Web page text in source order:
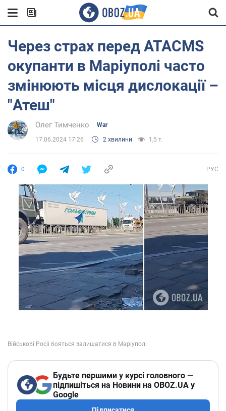
Через страх перед ATACMS
окупанти в Маріуполі часто
змінюють місця дислокації –
"Атеш"
Олег Тимченко War
17.06.2024 17:26 2 хвилини 1,5 т.
0 РУС
Будьте першими у курсі головного —
підпишіться на Новини на OBOZ.UA у
Google